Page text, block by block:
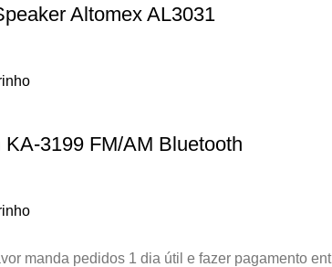
Altomex AL3031
3199 FM/AM Bluetooth
manda pedidos 1 dia útil e fazer pagamento